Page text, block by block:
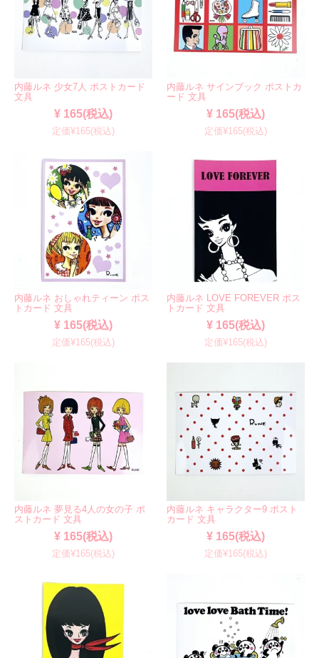
内藤ルネ 少女7人 ポストカード
文具
¥ 165(税込)
定価¥165(税込)
内藤ルネ サインブック ポストカ
ード 文具
¥ 165(税込)
定価¥165(税込)
内藤ルネ おしゃれティーン ポス
トカード 文具
¥ 165(税込)
定価¥165(税込)
内藤ルネ LOVE FOREVER ポス
トカード 文具
¥ 165(税込)
定価¥165(税込)
内藤ルネ 夢見る4人の女の子 ポ
ストカード 文具
¥ 165(税込)
定価¥165(税込)
内藤ルネ キャラクター9 ポスト
カード 文具
¥ 165(税込)
定価¥165(税込)